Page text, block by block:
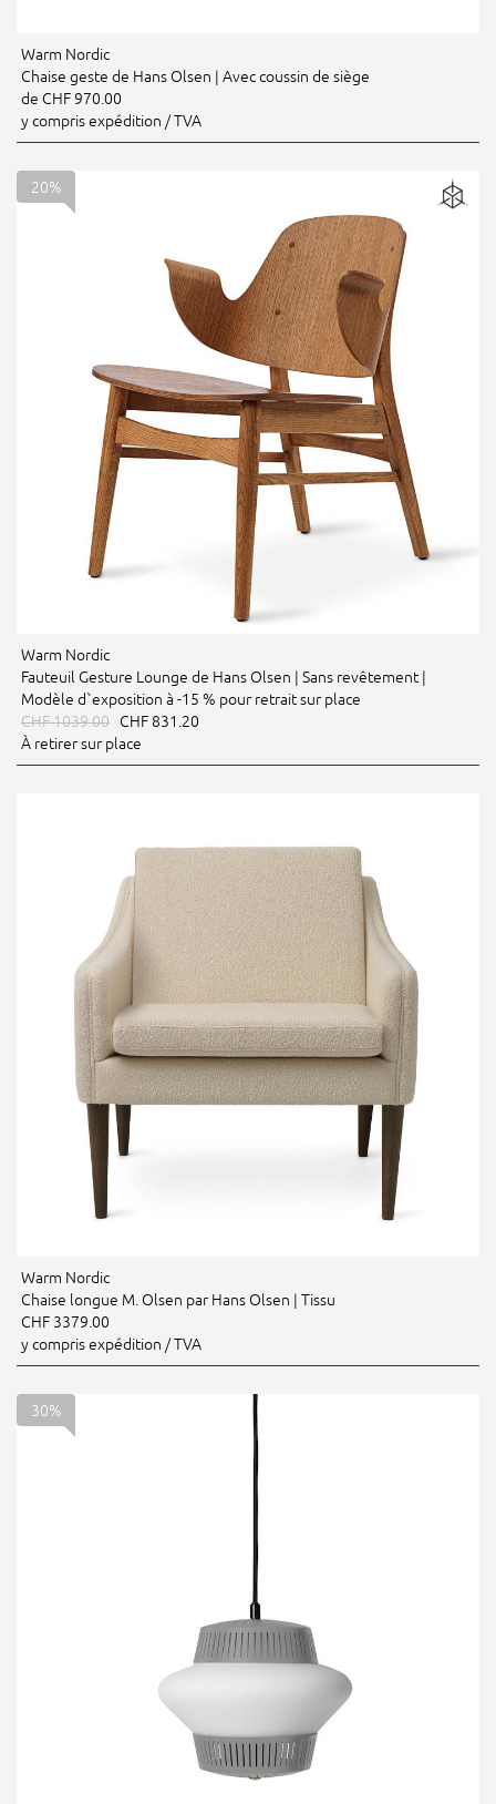
Warm Nordic
Chaise geste de Hans Olsen | Avec coussin de siège
de CHF 970.00
y compris expédition / TVA
20%
Warm Nordic
Fauteuil Gesture Lounge de Hans Olsen | Sans revêtement |
Modèle d`exposition à -15 % pour retrait sur place
CHF 1039.00 CHF 831.20
À retirer sur place
Warm Nordic
Chaise longue M. Olsen par Hans Olsen | Tissu
CHF 3379.00
y compris expédition / TVA
30%